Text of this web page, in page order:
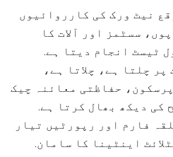
نیٹ ورک کی کارروائیوں
سسٹمز اور آلات کا
ٹیسٹ انجام دیتا ہے.
پر چلتا ہے، چلاتا ہے،
حفاظتی معائنہ چیک
کی دیکھ بھال کرتا ہے.
فارم اور رپورٹیں تیار
اینٹینا کا سامان.